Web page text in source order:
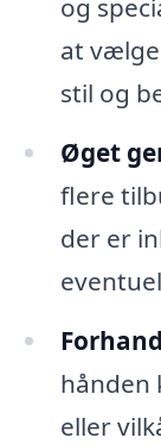
og
at
stil og
Øget
flere
der er
hånden
eller